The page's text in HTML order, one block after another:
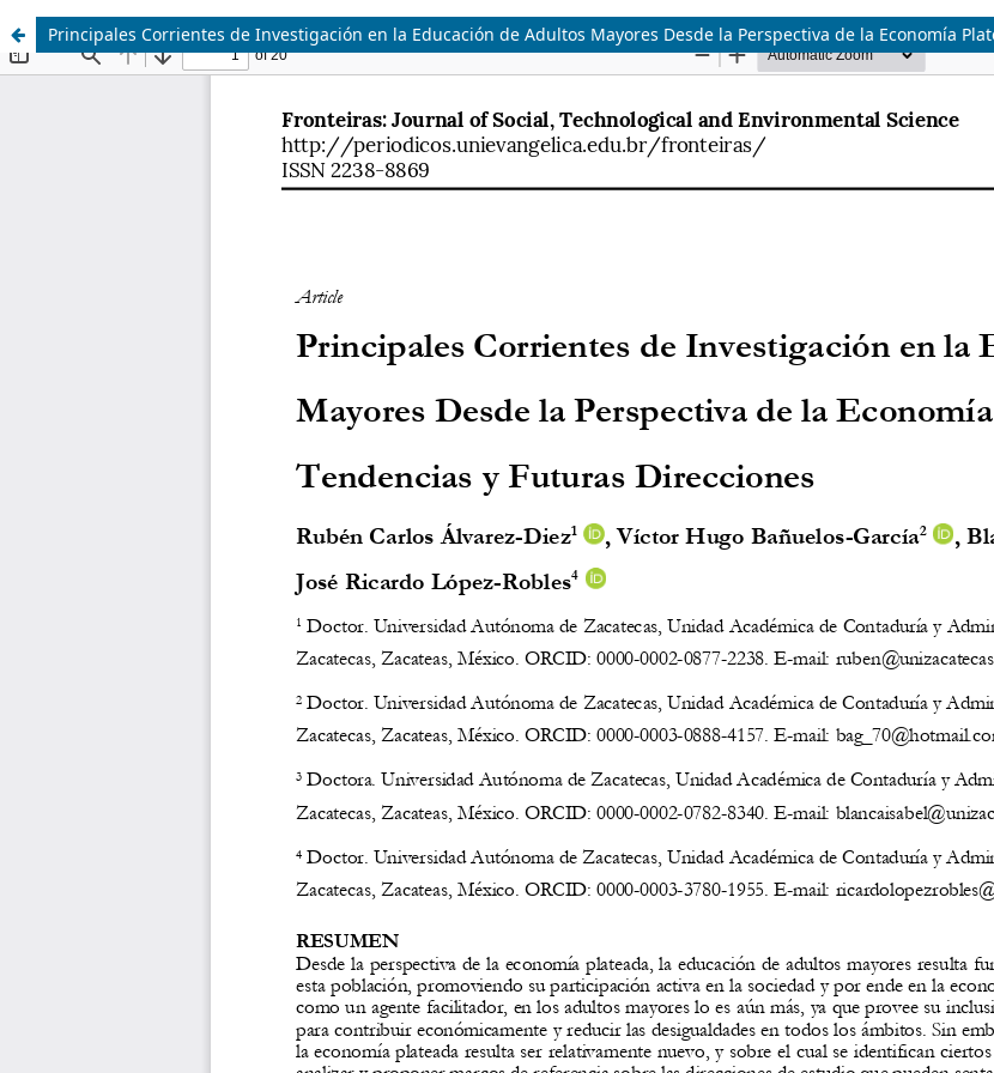
Principales Corrientes de Investigación en la Educación de Adultos Mayores Desde la Perspectiva de la Economía